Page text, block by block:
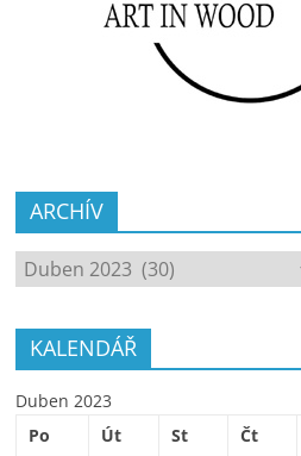
ARCHÍV
ARCHÍV
KALENDÁŘ
Duben 2023
Po
Út St Čt